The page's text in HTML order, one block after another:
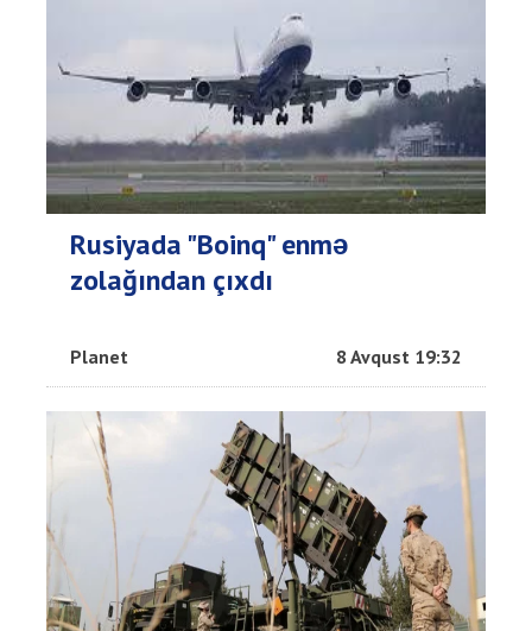
Rusiyada "Boinq" enmə
zolağından çıxdı
Planet 8 Avqust 19:32